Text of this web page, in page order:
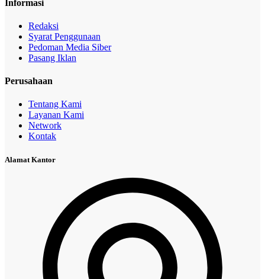
Informasi
Redaksi
Syarat Penggunaan
Pedoman Media Siber
Pasang Iklan
Perusahaan
Tentang Kami
Layanan Kami
Network
Kontak
Alamat Kantor